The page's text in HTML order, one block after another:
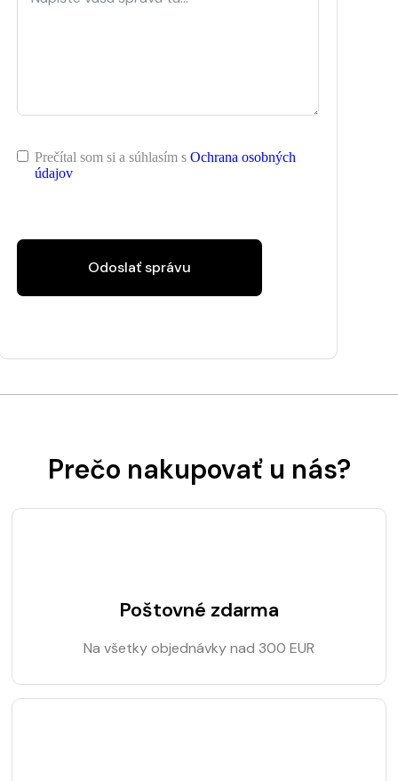
Prečítal som si a súhlasím s Ochrana osobných
údajov
Odoslať správu
Prečo nakupovať u nás?
Poštovné zdarma
Na všetky objednávky nad 300 EUR